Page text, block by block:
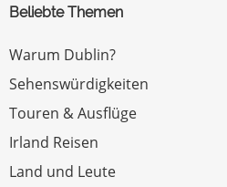
Beliebte Themen
Warum Dublin?
Sehenswürdigkeiten
Touren & Ausflüge
Irland Reisen
Land und Leute